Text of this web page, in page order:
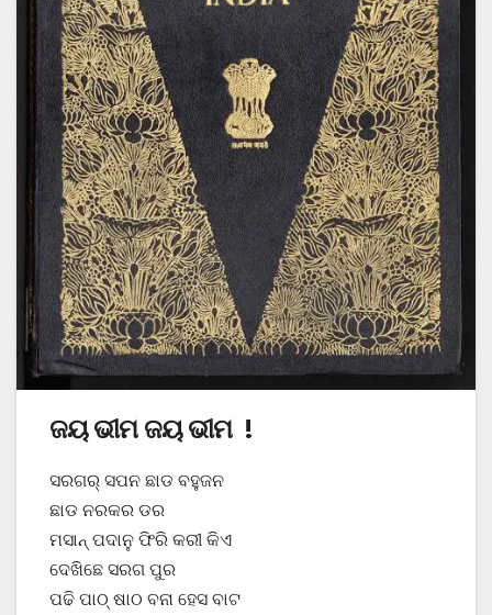
ଜୟ ଭୀମ ଜୟ ଭୀମ !
ସରଗର୍ ସପନ ଛାଡ ବହୁଜନ
ଛାଡ ନରକର ଡର
ମସାନ୍ ପଦାନୁ ଫିରି କରୀ କିଏ
ଦେଖିଛେ ସରଗ ପୁର
ପଢି ପାଠ୍ ଷାଠ ବନା ହେସ ବାଟ